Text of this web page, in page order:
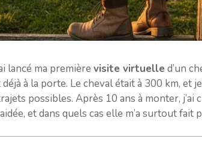
lancé ma première visite virtuelle d’un
à la porte. Le cheval était à 300 km, et
possibles. Après 10 ans à monter, j’ai
et dans quels cas elle m’a surtout fait